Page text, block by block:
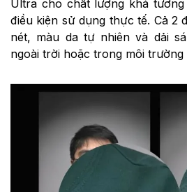
Ultra cho chất lượng khá
điều kiện sử dụng thực tế. Cả 2
nét, màu da tự nhiên và dải
ngoài trời hoặc trong môi trường